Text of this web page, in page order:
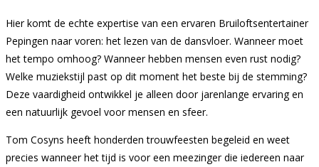
Hier komt de echte expertise van een ervaren Bruiloftsentertainer
Pepingen naar voren: het lezen van de dansvloer. Wanneer moet
het tempo omhoog? Wanneer hebben mensen even rust nodig?
Welke muziekstijl past op dit moment het beste bij de stemming?
Deze vaardigheid ontwikkel je alleen door jarenlange ervaring en
een natuurlijk gevoel voor mensen en sfeer.
Tom Cosyns heeft honderden trouwfeesten begeleid en weet
precies wanneer het tijd is voor een meezinger die iedereen naar